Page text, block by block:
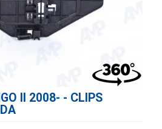
II 2008- - CLIPS